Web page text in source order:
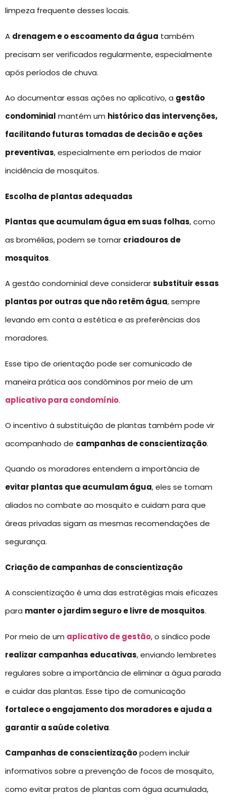
limpeza frequente desses locais.
A drenagem e o escoamento da água também
precisam ser verificados regularmente, especialmente
após períodos de chuva.
Ao documentar essas ações no aplicativo, a gestão
condominial mantém um histórico das intervenções,
facilitando futuras tomadas de decisão e ações
preventivas, especialmente em períodos de maior
incidência de mosquitos.
Escolha de plantas adequadas
Plantas que acumulam água em suas folhas, como
as bromélias, podem se tornar criadouros de
mosquitos.
A gestão condominial deve considerarsubstituir essas
plantas por outras que não retêm água, sempre
levando em conta a estética e as preferências dos
moradores.
Esse tipo de orientação pode ser comunicado de
maneira prática aos condôminos por meio de um
aplicativo para condomínio.
O incentivo à substituição de plantas também pode vir
acompanhado de campanhas de conscientização.
Quando os moradores entendem a importância de
evitar plantas que acumulam água, eles se tornam
aliados no combate ao mosquito e cuidam para que
áreas privadas sigam as mesmas recomendações de
segurança.
Criação de campanhas de conscientização
A conscientização é uma das estratégias mais eficazes
para manter o jardim seguro e livre de mosquitos.
Por meio de um aplicativo de gestão, o síndico pode
realizar campanhas educativas, enviando lembretes
regulares sobre a importância de eliminar a água parada
e cuidar das plantas. Esse tipo de comunicação
fortalece o engajamento dos moradores e ajuda a
garantir a saúde coletiva.
Campanhas de conscientizaçãopodem incluir
informativos sobre a prevenção de focos de mosquito,
como evitar pratos de plantas com água acumulada,